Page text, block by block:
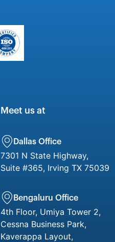
Meet us at
Dallas Office
7301 N State Highway,
Suite #365, Irving TX 75039
Bengaluru Office
4th Floor, Umiya Tower 2,
Cessna Business Park,
Kaverappa Layout,